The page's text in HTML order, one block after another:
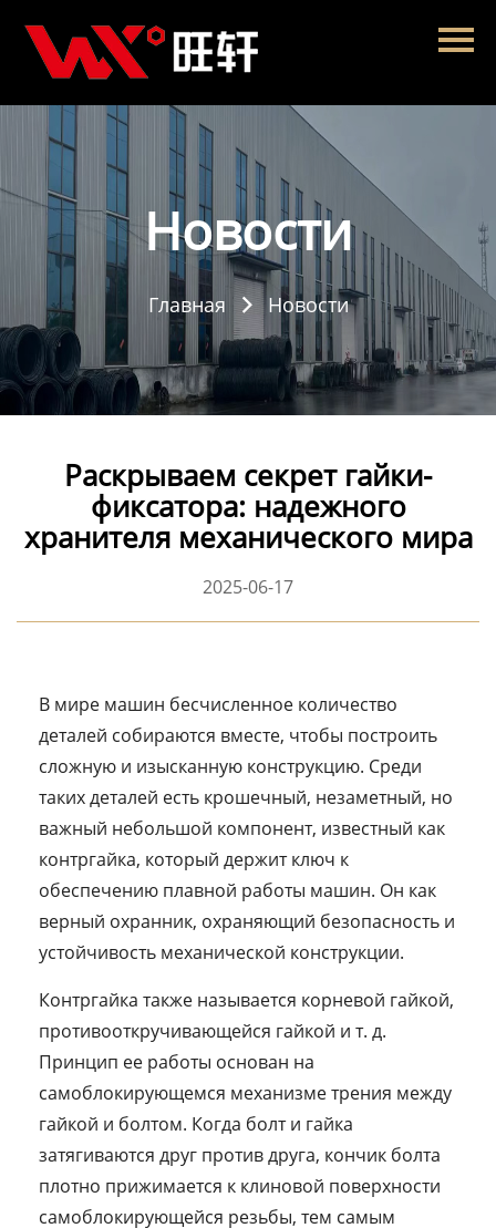
Главная
Продукция
Новости
О нас
Контакты Новости
Главная  Новости
Раскрываем секрет гайки-
фиксатора: надежного
хранителя механического мира
2025-06-17
В мире машин бесчисленное количество
деталей собираются вместе, чтобы построить
сложную и изысканную конструкцию. Среди
таких деталей есть крошечный, незаметный, но
важный небольшой компонент, известный как
контргайка, который держит ключ к
обеспечению плавной работы машин. Он как
верный охранник, охраняющий безопасность и
устойчивость механической конструкции. ​
Контргайка также называется корневой гайкой,
противооткручивающейся гайкой и т. д.
Принцип ее работы основан на
самоблокирующемся механизме трения между
гайкой и болтом. Когда болт и гайка
затягиваются друг против друга, кончик болта
плотно прижимается к клиновой поверхности
самоблокирующейся резьбы, тем самым